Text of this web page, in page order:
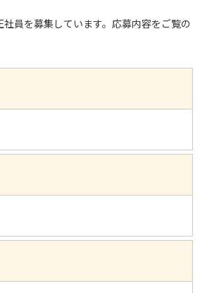
員を募集しています。応募内容をご覧の